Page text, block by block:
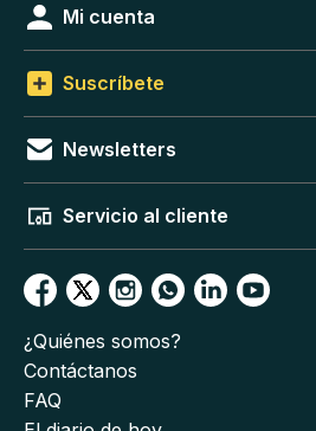
Mi cuenta
Suscríbete
Newsletters
Servicio al cliente
¿Quiénes somos?
Contáctanos
FAQ